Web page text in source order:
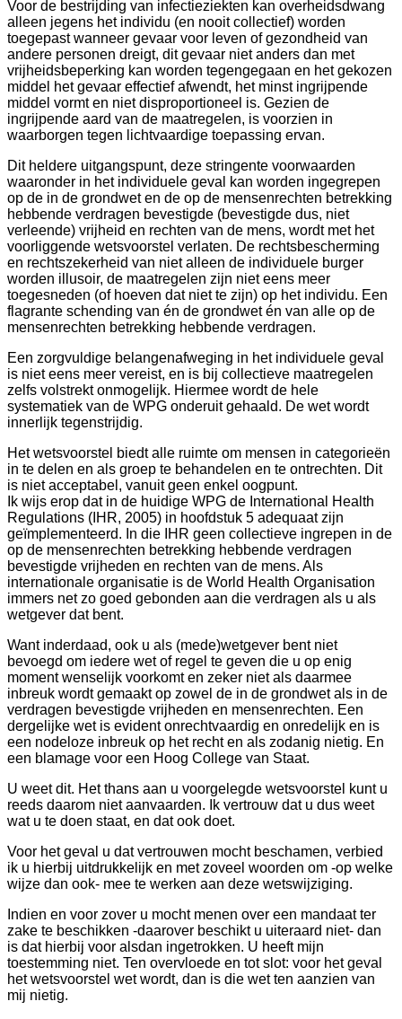
Voor de bestrijding van infectieziekten kan overheidsdwang
alleen jegens het individu (en nooit collectief) worden
toegepast wanneer gevaar voor leven of gezondheid van
andere personen dreigt, dit gevaar niet anders dan met
vrijheidsbeperking kan worden tegengegaan en het gekozen
middel het gevaar effectief afwendt, het minst ingrijpende
middel vormt en niet disproportioneel is. Gezien de
ingrijpende aard van de maatregelen, is voorzien in
waarborgen tegen lichtvaardige toepassing ervan.
Dit heldere uitgangspunt, deze stringente voorwaarden
waaronder in het individuele geval kan worden ingegrepen
op de in de grondwet en de op de mensenrechten betrekking
hebbende verdragen bevestigde (bevestigde dus, niet
verleende) vrijheid en rechten van de mens, wordt met het
voorliggende wetsvoorstel verlaten. De rechtsbescherming
en rechtszekerheid van niet alleen de individuele burger
worden illusoir, de maatregelen zijn niet eens meer
toegesneden (of hoeven dat niet te zijn) op het individu. Een
flagrante schending van én de grondwet én van alle op de
mensenrechten betrekking hebbende verdragen.
Een zorgvuldige belangenafweging in het individuele geval
is niet eens meer vereist, en is bij collectieve maatregelen
zelfs volstrekt onmogelijk. Hiermee wordt de hele
systematiek van de WPG onderuit gehaald. De wet wordt
innerlijk tegenstrijdig.
Het wetsvoorstel biedt alle ruimte om mensen in categorieën
in te delen en als groep te behandelen en te ontrechten. Dit
is niet acceptabel, vanuit geen enkel oogpunt.
Ik wijs erop dat in de huidige WPG de International Health
Regulations (IHR, 2005) in hoofdstuk 5 adequaat zijn
geïmplementeerd. In die IHR geen collectieve ingrepen in de
op de mensenrechten betrekking hebbende verdragen
bevestigde vrijheden en rechten van de mens. Als
internationale organisatie is de World Health Organisation
immers net zo goed gebonden aan die verdragen als u als
wetgever dat bent.
Want inderdaad, ook u als (mede)wetgever bent niet
bevoegd om iedere wet of regel te geven die u op enig
moment wenselijk voorkomt en zeker niet als daarmee
inbreuk wordt gemaakt op zowel de in de grondwet als in de
verdragen bevestigde vrijheden en mensenrechten. Een
dergelijke wet is evident onrechtvaardig en onredelijk en is
een nodeloze inbreuk op het recht en als zodanig nietig. En
een blamage voor een Hoog College van Staat.
U weet dit. Het thans aan u voorgelegde wetsvoorstel kunt u
reeds daarom niet aanvaarden. Ik vertrouw dat u dus weet
wat u te doen staat, en dat ook doet.
Voor het geval u dat vertrouwen mocht beschamen, verbied
ik u hierbij uitdrukkelijk en met zoveel woorden om -op welke
wijze dan ook- mee te werken aan deze wetswijziging.
Indien en voor zover u mocht menen over een mandaat ter
zake te beschikken -daarover beschikt u uiteraard niet- dan
is dat hierbij voor alsdan ingetrokken. U heeft mijn
toestemming niet. Ten overvloede en tot slot: voor het geval
het wetsvoorstel wet wordt, dan is die wet ten aanzien van
mij nietig.